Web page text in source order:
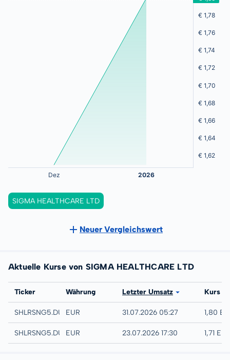
SIGMA HEALTHCARE LTD
Neuer Vergleichswert
Aktuelle Kurse von SIGMA HEALTHCARE LTD
Börse
Ticker Währung Letzter Umsatz Kurs
Quotrix
SHLRSNG5.DUSDEUR 31.07.2026 05:27 1,80
Düsseldorf
SHLRSNG5.DUSBEUR 23.07.2026 17:30 1,71